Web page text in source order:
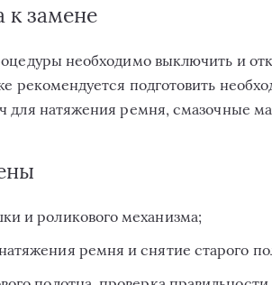
к замене
необходимо выключить и
рекомендуется подготовить
для натяжения ремня, смазочные
и роликового механизма;
ремня и снятие старого